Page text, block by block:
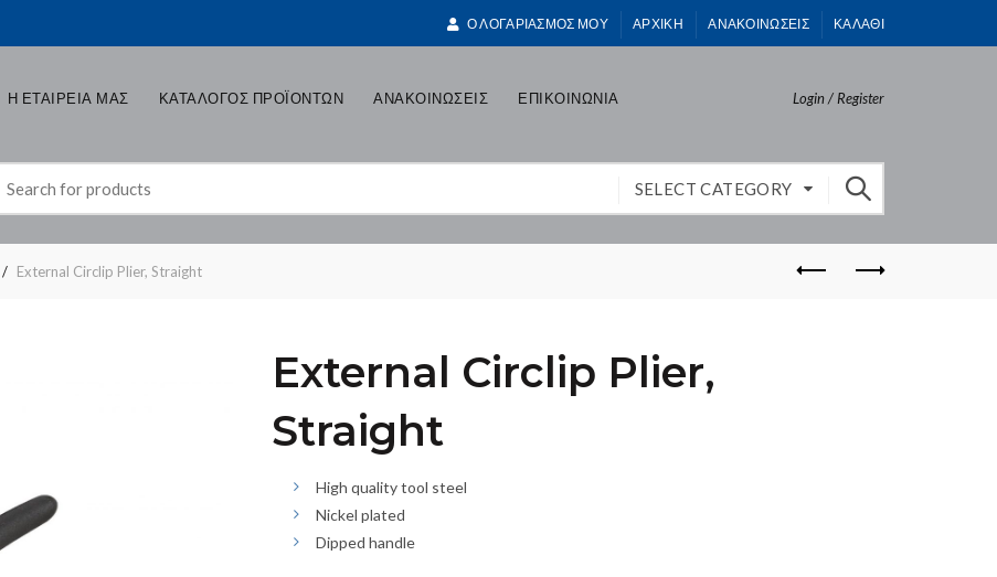
Ο ΛΟΓΑΡΙΑΣΜΟΣ ΜΟΥ ΑΡΧΙΚΗ ΑΝΑΚΟΙΝΩΣΕΙΣ ΚΑΛΑΘΙ
Η ΕΤΑΙΡΕΙΑ ΜΑΣ ΚΑΤΑΛΟΓΟΣ ΠΡΟΪΟΝΤΩΝ ΑΝΑΚΟΙΝΩΣΕΙΣ ΕΠΙΚΟΙΝΩΝΙΑ Login / Register
for:
SELECT CATEGORY
External Circlip Plier, Straight
External Circlip Plier,
Straight
High quality tool steel
Nickel plated
Dipped handle